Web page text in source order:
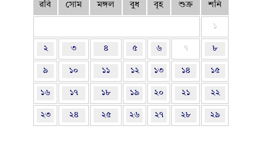
রবি সোম মঙ্গল বুধ বৃহ শুক্র শনি
১
২ ৩ ৪ ৫ ৬ ৭ ৮
৯ ১০ ১১ ১২ ১৩ ১৪ ১৫
১৬ ১৭ ১৮ ১৯ ২০ ২১ ২২
২৩ ২৪ ২৫ ২৬ ২৭ ২৮ ২৯